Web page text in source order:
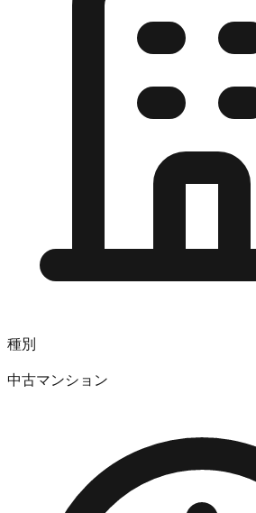
種別
中古マンション